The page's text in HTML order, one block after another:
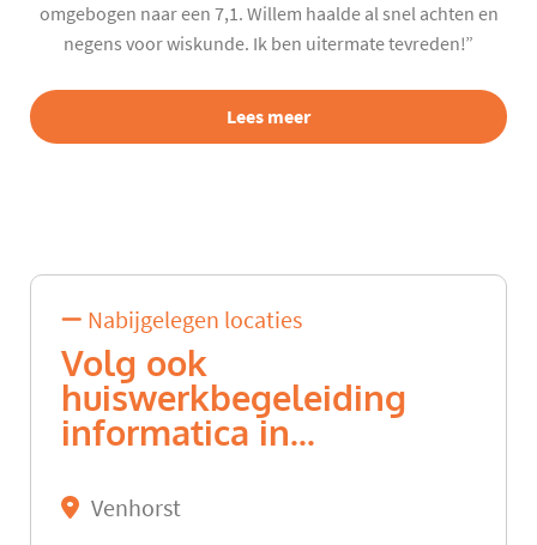
omgebogen naar een 7,1. Willem haalde al snel achten en
negens voor wiskunde. Ik ben uitermate tevreden!”
Lees meer
Nabijgelegen locaties
Volg ook
huiswerkbegeleiding
informatica in...
Venhorst